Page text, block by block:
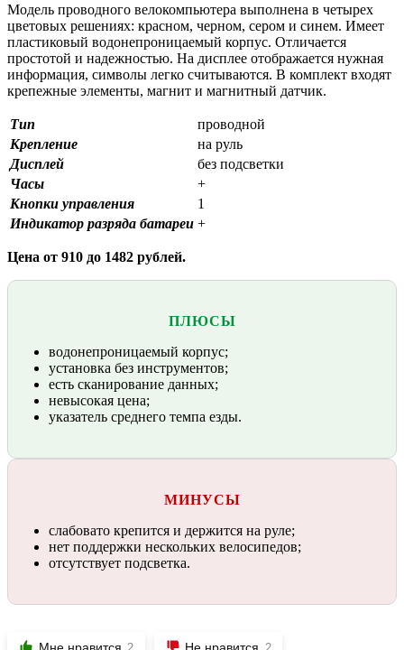
Модель проводного велокомпьютера выполнена в четырех
цветовых решениях: красном, черном, сером и синем. Имеет
пластиковый водонепроницаемый корпус. Отличается
простотой и надежностью. На дисплее отображается нужная
информация, символы легко считываются. В комплект входят
крепежные элементы, магнит и магнитный датчик.
Тип
проводной
Крепление
на руль
Дисплей
без подсветки
Часы
+
Кнопки управления
1
Индикатор разряда батареи +
Цена от 910 до 1482 рублей.
ПЛЮСЫ
водонепроницаемый корпус;
установка без инструментов;
есть сканирование данных;
невысокая цена;
указатель среднего темпа езды.
МИНУСЫ
слабовато крепится и держится на руле;
нет поддержки нескольких велосипедов;
отсутствует подсветка.
Мне нравится Не нравится